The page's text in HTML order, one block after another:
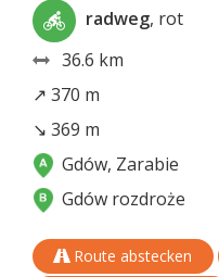
radweg, rot
36.6 km
↗ 370 m
↘ 369 m
Gdów, Zarabie
Gdów rozdroże
Route abstecken